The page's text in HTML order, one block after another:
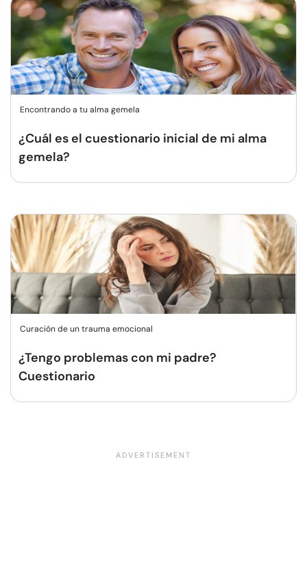
Encontrando a tu alma gemela
¿Cuál es el cuestionario inicial de mi alma
gemela?
Curación de un trauma emocional
¿Tengo problemas con mi padre?
Cuestionario